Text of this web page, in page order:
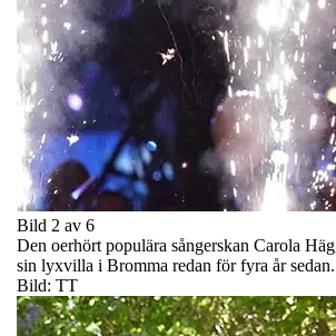
Bild 2 av 6
Den oerhört populära sångerskan Carola
sin lyxvilla i Bromma redan för fyra år sedan.
Bild: TT